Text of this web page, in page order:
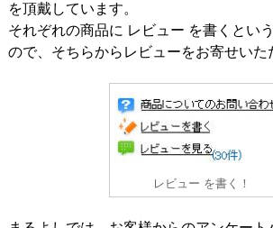
を頂戴しています。
それぞれの商品に レビュー を書くとい
ので、そちらからレビューをお寄せいた
レビュー を書く！